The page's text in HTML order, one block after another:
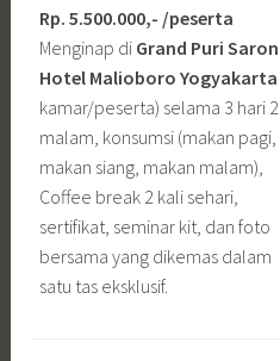
Rp. 5.500.000,- /peserta
Menginap di Grand Puri Saron
Hotel Malioboro Yogyakarta
kamar/peserta) selama 3 hari 2
malam, konsumsi (makan pagi,
makan siang, makan malam),
Coffee break 2 kali sehari,
sertifikat, seminar kit, dan foto
bersama yang dikemas dalam
satu tas eksklusif.